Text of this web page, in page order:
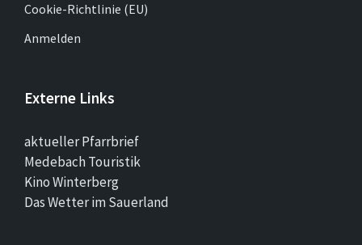
Cookie-Richtlinie (EU)
Anmelden
Externe Links
aktueller Pfarrbrief
Medebach Touristik
Kino Winterberg
Das Wetter im Sauerland